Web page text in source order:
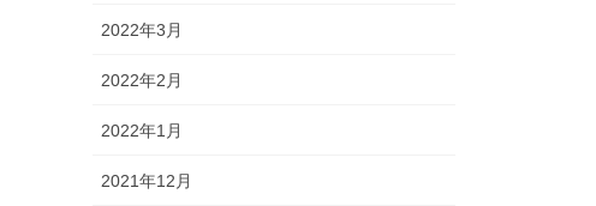
2022年3月
2022年2月
2022年1月
2021年12月